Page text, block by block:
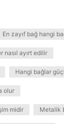
En zayıf bağ hangi
nasıl ayırt edilir
Hangi bağlar
olur
midir Metalik